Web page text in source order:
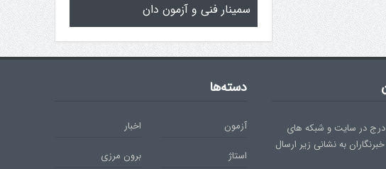
تولد سمینار فنی و آزمون دان قهرمانی
درج در سایت و شبکه های
به نشانی زیر ارسال
دسته‌ها
آزمون
اخبار
استاژ
برون مرزی